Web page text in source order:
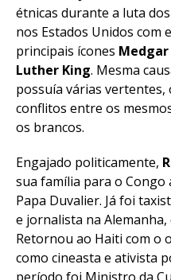
étnicas durante a luta
nos Estados Unidos com
principais ícones Medgar
Luther King. Mesma
possuía várias vertentes,
conflitos entre os
os brancos.
Engajado politicamente,
sua família para o
Papa Duvalier. Já foi
e jornalista na
Retornou ao Haiti com o
como cineasta e ativista